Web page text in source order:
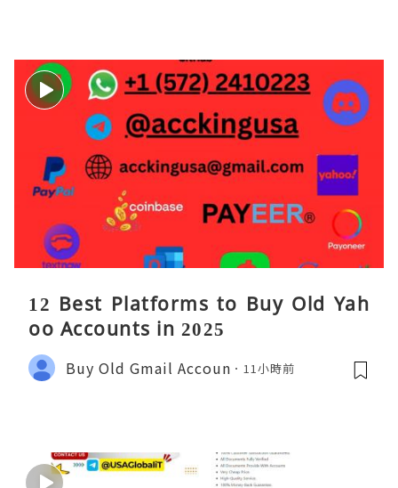
12 Best Platforms to Buy Old Yah
oo Accounts in 2025
Buy Old Gmail Accoun 11小時前